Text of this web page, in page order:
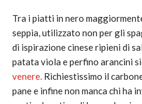
Tra i piatti in nero
seppia, utilizzato non per gli
di ispirazione cinese ripieni di
patata viola e perfino arancini
venere. Richiestissimo il
pane e infine non manca chi ha